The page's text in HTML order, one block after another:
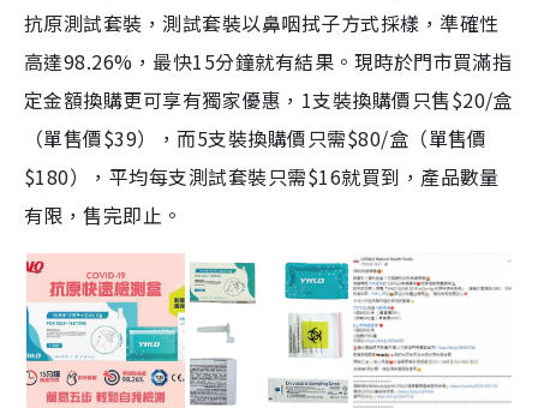
抗原測試套裝，測試套裝以鼻咽拭子方式採樣，準確性
高達98.26%，最快15分鐘就有結果。現時於門市買滿指
定金額換購更可享有獨家優惠，1支裝換購價只售$20/盒
（單售價$39），而5支裝換購價只需$80/盒（單售價
$180），平均每支測試套裝只需$16就買到，產品數量
有限，售完即止。